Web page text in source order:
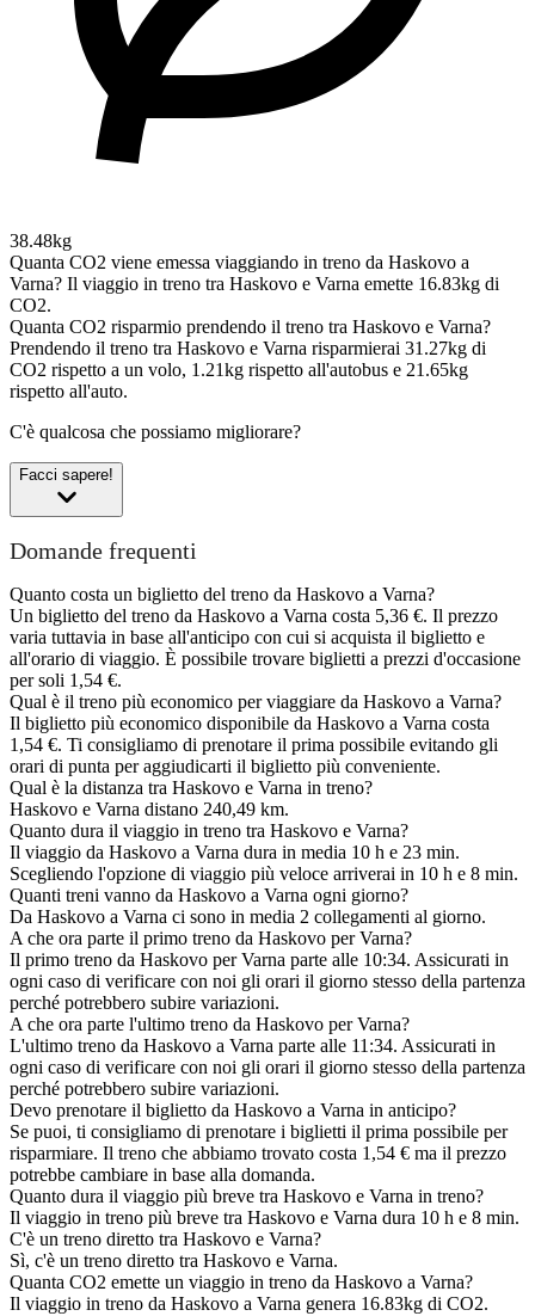
38.48kg
Quanta CO2 viene emessa viaggiando in treno da Haskovo a
Varna? Il viaggio in treno tra Haskovo e Varna emette 16.83kg di
CO2.
Quanta CO2 risparmio prendendo il treno tra Haskovo e Varna?
Prendendo il treno tra Haskovo e Varna risparmierai 31.27kg di
CO2 rispetto a un volo, 1.21kg rispetto all'autobus e 21.65kg
rispetto all'auto.
C'è qualcosa che possiamo migliorare?
Facci sapere!
Domande frequenti
Quanto costa un biglietto del treno da Haskovo a Varna?
Un biglietto del treno da Haskovo a Varna costa 5,36 €. Il prezzo
varia tuttavia in base all'anticipo con cui si acquista il biglietto e
all'orario di viaggio. È possibile trovare biglietti a prezzi d'occasione
per soli 1,54 €.
Qual è il treno più economico per viaggiare da Haskovo a Varna?
Il biglietto più economico disponibile da Haskovo a Varna costa
1,54 €. Ti consigliamo di prenotare il prima possibile evitando gli
orari di punta per aggiudicarti il biglietto più conveniente.
Qual è la distanza tra Haskovo e Varna in treno?
Haskovo e Varna distano 240,49 km.
Quanto dura il viaggio in treno tra Haskovo e Varna?
Il viaggio da Haskovo a Varna dura in media 10 h e 23 min.
Scegliendo l'opzione di viaggio più veloce arriverai in 10 h e 8 min.
Quanti treni vanno da Haskovo a Varna ogni giorno?
Da Haskovo a Varna ci sono in media 2 collegamenti al giorno.
A che ora parte il primo treno da Haskovo per Varna?
Il primo treno da Haskovo per Varna parte alle 10:34. Assicurati in
ogni caso di verificare con noi gli orari il giorno stesso della partenza
perché potrebbero subire variazioni.
A che ora parte l'ultimo treno da Haskovo per Varna?
L'ultimo treno da Haskovo a Varna parte alle 11:34. Assicurati in
ogni caso di verificare con noi gli orari il giorno stesso della partenza
perché potrebbero subire variazioni.
Devo prenotare il biglietto da Haskovo a Varna in anticipo?
Se puoi, ti consigliamo di prenotare i biglietti il prima possibile per
risparmiare. Il treno che abbiamo trovato costa 1,54 € ma il prezzo
potrebbe cambiare in base alla domanda.
Quanto dura il viaggio più breve tra Haskovo e Varna in treno?
Il viaggio in treno più breve tra Haskovo e Varna dura 10 h e 8 min.
C'è un treno diretto tra Haskovo e Varna?
Sì, c'è un treno diretto tra Haskovo e Varna.
Quanta CO2 emette un viaggio in treno da Haskovo a Varna?
Il viaggio in treno da Haskovo a Varna genera 16.83kg di CO2.